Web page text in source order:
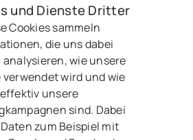
und Dienste Dritter
Cookies sammeln
die uns dabei
wie unsere
verwendet wird und wie
effektiv unsere
sind. Dabei
zum Beispiel mit